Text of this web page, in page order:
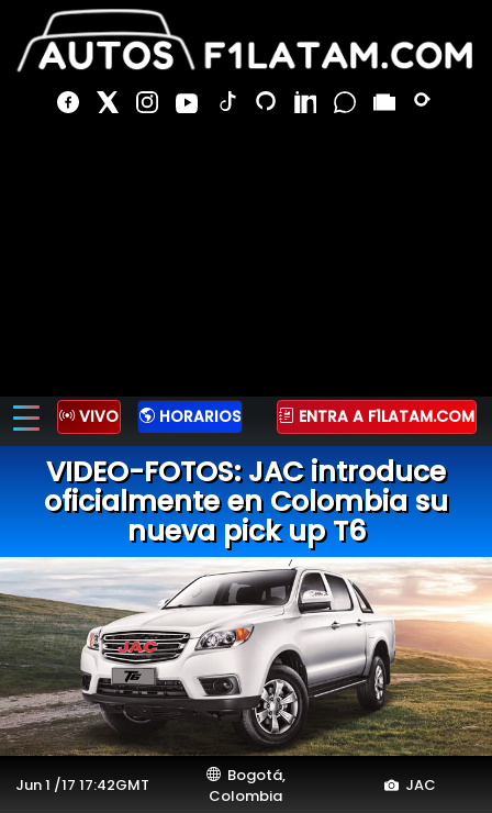
VIVO HORARIOS ENTRA A F1LATAM.COM
VIDEO-FOTOS: JAC introduce
oficialmente en Colombia su
nueva pick up T6
Jun 1 /17 17:42GMT
Bogotá,
Colombia
JAC